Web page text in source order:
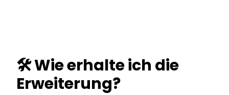
🛠️ Wie erhalte ich die
Erweiterung?